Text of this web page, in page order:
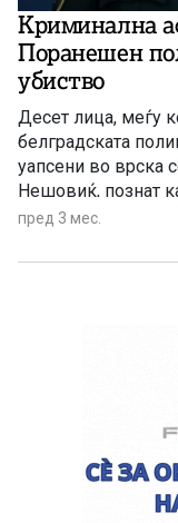
Криминална
Поранешен
убиство
Десет лица, меѓу
белградската
уапсени во врска
Нешовиќ, познат
пред 3 мес.